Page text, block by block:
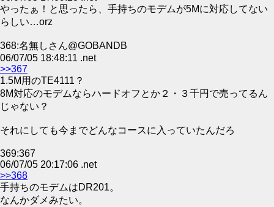
やったぁ！と思ったら、手持ちのモデムが5Mに対応してない
らしい…orz
368:名無しさん@GOBANDB
06/07/05 18:48:11 .net
>>367
1.5M用のTE4111？
8M対応のモデムならハードオフとか２・３千円で売ってるん
じゃない？
それにしても今までどんなコースに入っていたんだろ
369:367
06/07/05 20:17:06 .net
>>368
手持ちのモデムはDR201。
なんかダメみたい。